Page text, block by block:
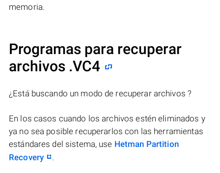
memoria.
Programas para recuperar
archivos .VC4
¿Está buscando un modo de recuperar archivos ?
En los casos cuando los archivos estén eliminados y
ya no sea posible recuperarlos con las herramientas
estándares del sistema, use Hetman Partition
Recovery
.